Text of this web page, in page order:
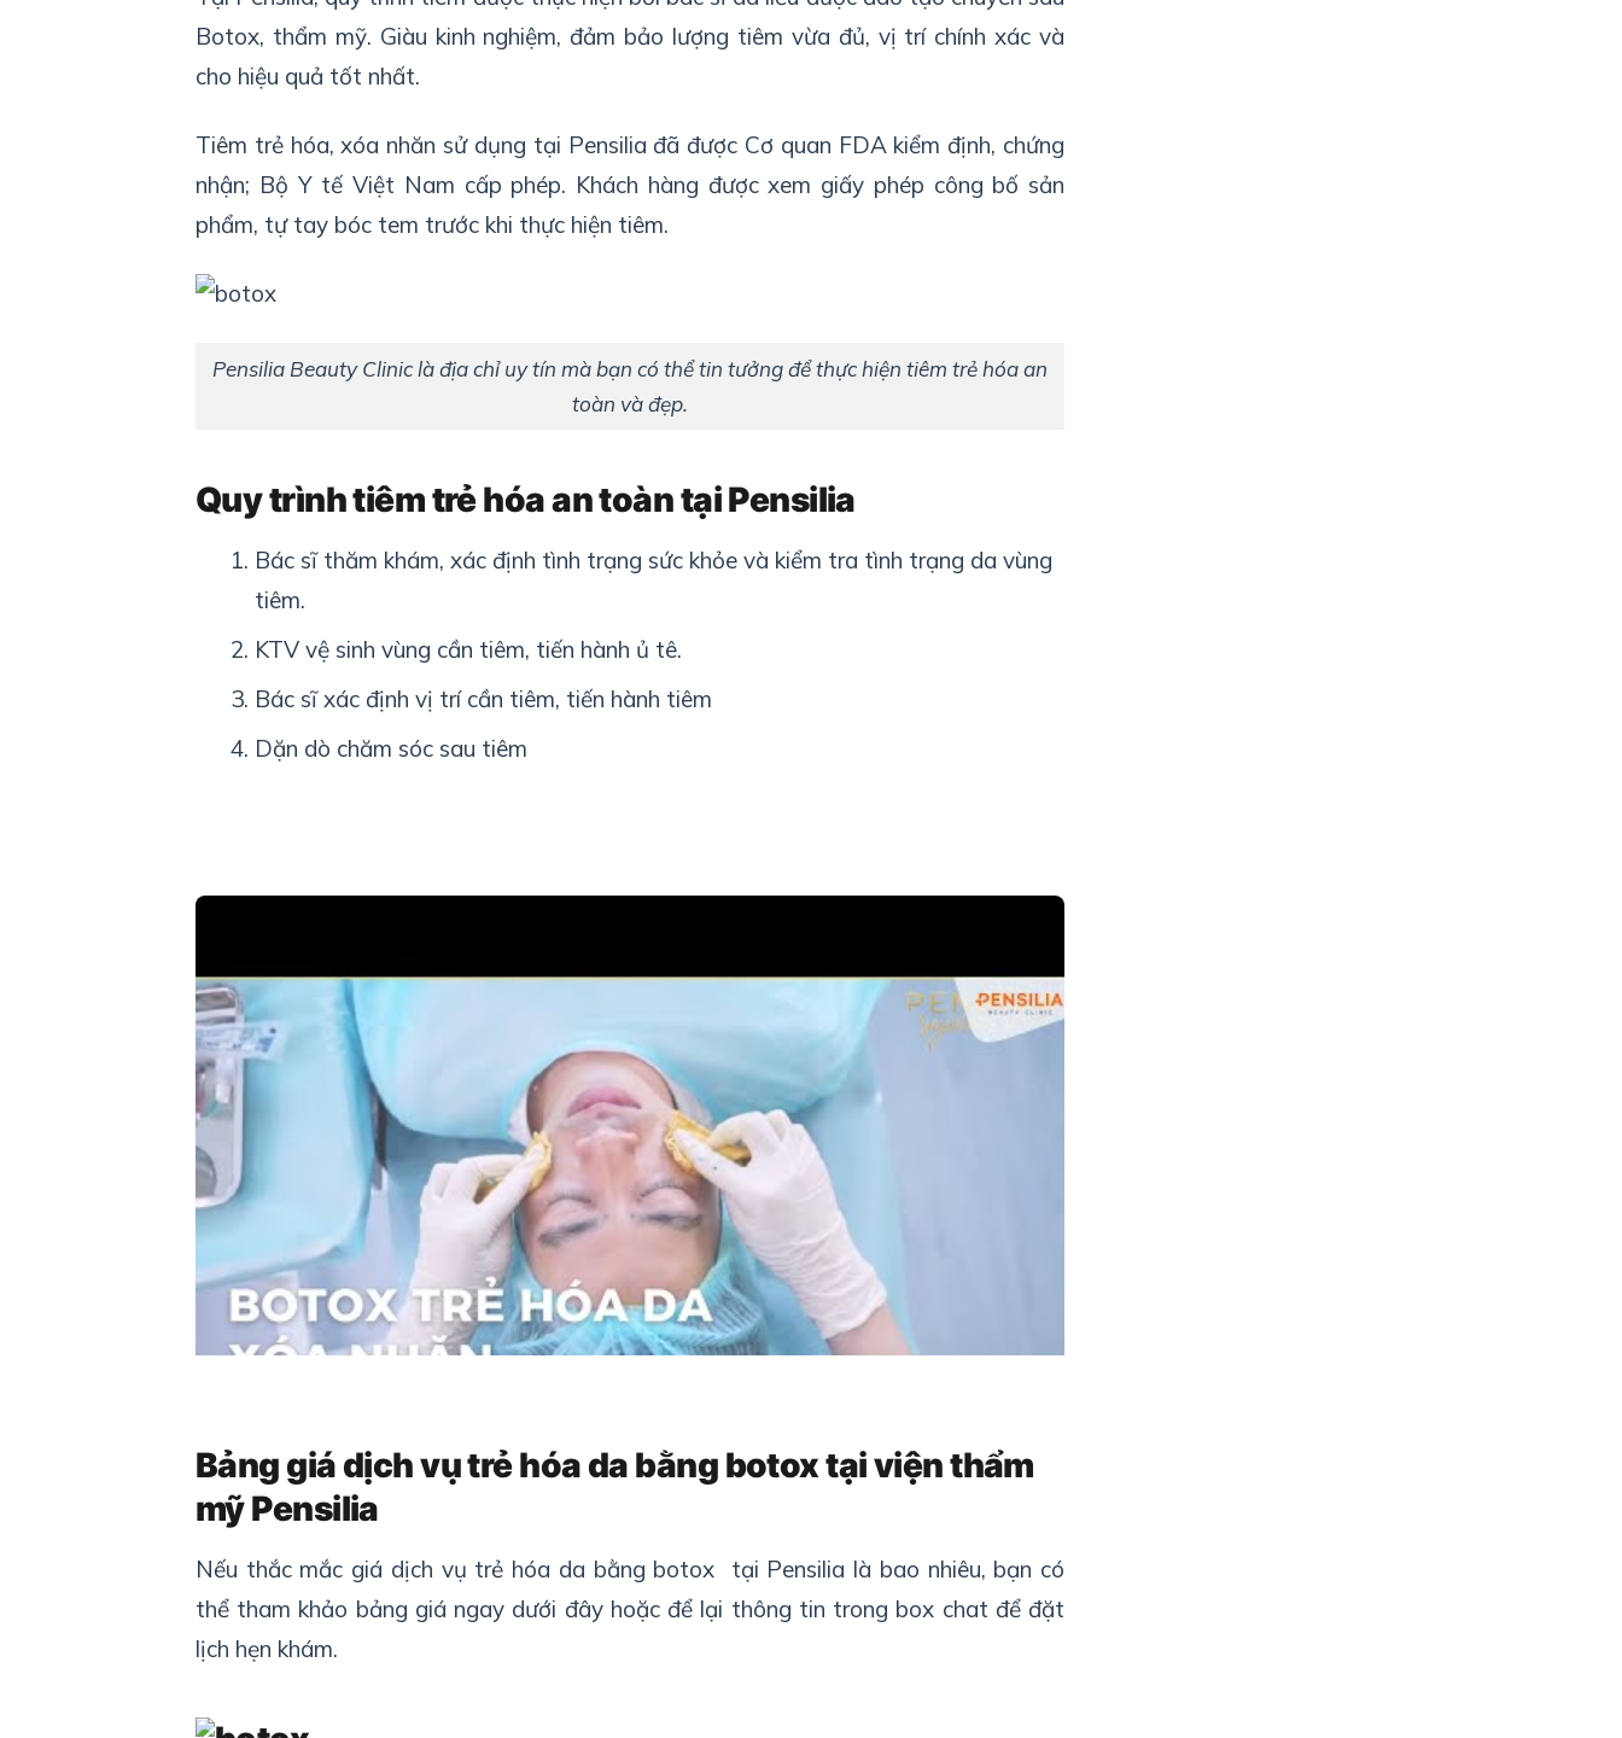
Botox, thẩm mỹ. Giàu kinh nghiệm, đảm bảo lượng tiêm vừa đủ, vị trí chính xác và
cho hiệu quả tốt nhất.
Tiêm trẻ hóa, xóa nhăn sử dụng tại Pensilia đã được Cơ quan FDA kiểm định, chứng
nhận; Bộ Y tế Việt Nam cấp phép. Khách hàng được xem giấy phép công bố sản
phẩm, tự tay bóc tem trước khi thực hiện tiêm.
Pensilia Beauty Clinic là địa chỉ uy tín mà bạn có thể tin tưởng để thực hiện tiêm trẻ hóa an
toàn và đẹp.
Quy trình tiêm trẻ hóa an toàn tại Pensilia
Bác sĩ thăm khám, xác định tình trạng sức khỏe và kiểm tra tình trạng da vùng
tiêm.
KTV vệ sinh vùng cần tiêm, tiến hành ủ tê.
Bác sĩ xác định vị trí cần tiêm, tiến hành tiêm
Dặn dò chăm sóc sau tiêm
Bảng giá dịch vụ trẻ hóa da bằng botox tại viện thẩm
mỹ Pensilia
Nếu thắc mắc giá dịch vụ trẻ hóa da bằng botox tại Pensilia là bao nhiêu, bạn có
thể tham khảo bảng giá ngay dưới đây hoặc để lại thông tin trong box chat để đặt
lịch hẹn khám.